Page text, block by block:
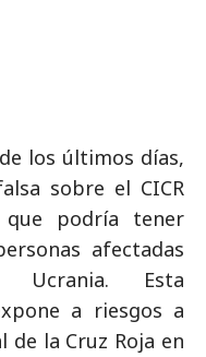
los últimos días,
sobre el CICR
que podría tener
afectadas
Esta
a riesgos a
la Cruz Roja en